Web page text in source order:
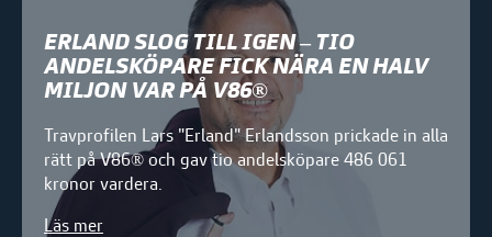
ERLAND SLOG TILL IGEN – TIO
ANDELSKÖPARE FICK NÄRA EN HALV
MILJON VAR PÅ V86®
Travprofilen Lars "Erland" Erlandsson prickade in alla
rätt på V86® och gav tio andelsköpare 486 061
kronor vardera.
Läs mer